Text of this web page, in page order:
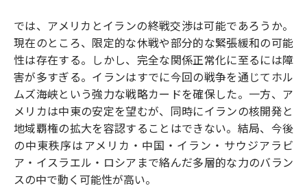
では、アメリカとイランの終戦交渉は可能であろうか。
現在のところ、限定的な休戦や部分的な緊張緩和の可能
性は存在する。しかし、完全な関係正常化に至るには障
害が多すぎる。イランはすでに今回の戦争を通じてホル
ムズ海峡という強力な戦略カードを確保した。一方、ア
メリカは中東の安定を望むが、同時にイランの核開発と
地域覇権の拡大を容認することはできない。結局、今後
の中東秩序はアメリカ・中国・イラン・サウジアラビ
ア・イスラエル・ロシアまで絡んだ多層的な力のバラン
スの中で動く可能性が高い。